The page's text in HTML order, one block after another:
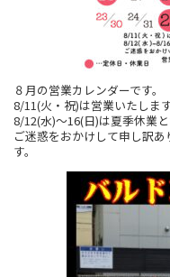
８月の営業カレンダーです。
8/11(火・祝)は営業いたします
8/12(水)～16(日)は夏季休業と
ご迷惑をおかけして申し訳
す。